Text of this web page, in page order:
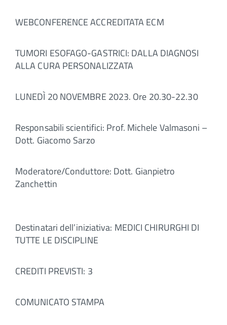
WEBCONFERENCE ACCREDITATA ECM
TUMORI ESOFAGO-GASTRICI: DALLA DIAGNOSI
ALLA CURA PERSONALIZZATA
LUNEDÌ 20 NOVEMBRE 2023. Ore 20.30-22.30
Responsabili scientifici: Prof. Michele Valmasoni –
Dott. Giacomo Sarzo
Moderatore/Conduttore: Dott. Gianpietro
Zanchettin
Destinatari dell’iniziativa: MEDICI CHIRURGHI DI
TUTTE LE DISCIPLINE
CREDITI PREVISTI: 3
COMUNICATO STAMPA